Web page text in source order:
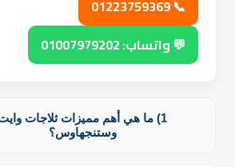
📞 01223759369
💬 واتساب: 01007979202
1) ما هي أهم مميزات ثلاجات وايت
وستنجهاوس؟